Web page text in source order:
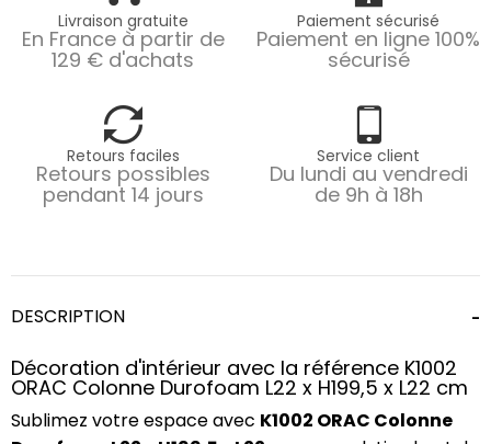
Livraison gratuite
En France à partir de
129 € d'achats
Paiement sécurisé
Paiement en ligne 100%
sécurisé
Retours faciles
Retours possibles
pendant 14 jours
Service client
Du lundi au vendredi
de 9h à 18h
DESCRIPTION
Décoration d'intérieur avec la référence K1002
ORAC Colonne Durofoam L22 x H199,5 x L22 cm
Sublimez votre espace avec K1002 ORAC Colonne